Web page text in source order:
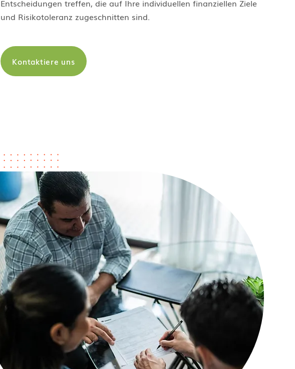
Entscheidungen treffen, die auf Ihre individuellen finanziellen Ziele
und Risikotoleranz zugeschnitten sind.
Kontaktiere uns